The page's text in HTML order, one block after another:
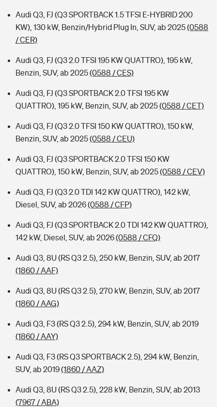
Audi Q3, FJ (Q3 SPORTBACK 1.5 TFSI E-HYBRID 200
KW), 130 kW, Benzin/Hybrid Plug In, SUV, ab 2025(0588
/ CER)
Audi Q3, FJ (Q3 2.0 TFSI 195 KW QUATTRO), 195 kW,
Benzin, SUV, ab 2025(0588 / CES)
Audi Q3, FJ (Q3 SPORTBACK 2.0 TFSI 195 KW
QUATTRO), 195 kW, Benzin, SUV, ab 2025(0588 / CET)
Audi Q3, FJ (Q3 2.0 TFSI 150 KW QUATTRO), 150 kW,
Benzin, SUV, ab 2025(0588 / CEU)
Audi Q3, FJ (Q3 SPORTBACK 2.0 TFSI 150 KW
QUATTRO), 150 kW, Benzin, SUV, ab 2025(0588 / CEV)
Audi Q3, FJ (Q3 2.0 TDI 142 KW QUATTRO), 142 kW,
Diesel, SUV, ab 2026(0588 / CFP)
Audi Q3, FJ (Q3 SPORTBACK 2.0 TDI 142 KW QUATTRO),
142 kW, Diesel, SUV, ab 2026(0588 / CFQ)
Audi Q3, 8U (RS Q3 2.5), 250 kW, Benzin, SUV, ab 2017
(1860 / AAF)
Audi Q3, 8U (RS Q3 2.5), 270 kW, Benzin, SUV, ab 2017
(1860 / AAG)
Audi Q3, F3 (RS Q3 2.5), 294 kW, Benzin, SUV, ab 2019
(1860 / AAY)
Audi Q3, F3 (RS Q3 SPORTBACK 2.5), 294 kW, Benzin,
SUV, ab 2019(1860 / AAZ)
Audi Q3, 8U (RS Q3 2.5), 228 kW, Benzin, SUV, ab 2013
(7967 / ABA)